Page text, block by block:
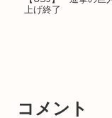
上げ終了
コメント